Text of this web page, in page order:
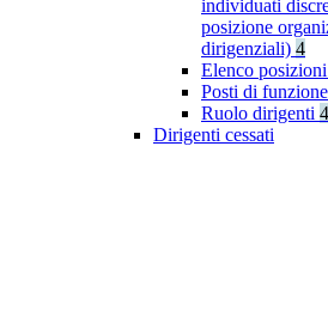
individuati
posizione
dirigenziali) 4
Elenco
Posti di
Ruolo dirigenti 4
Dirigenti cessati